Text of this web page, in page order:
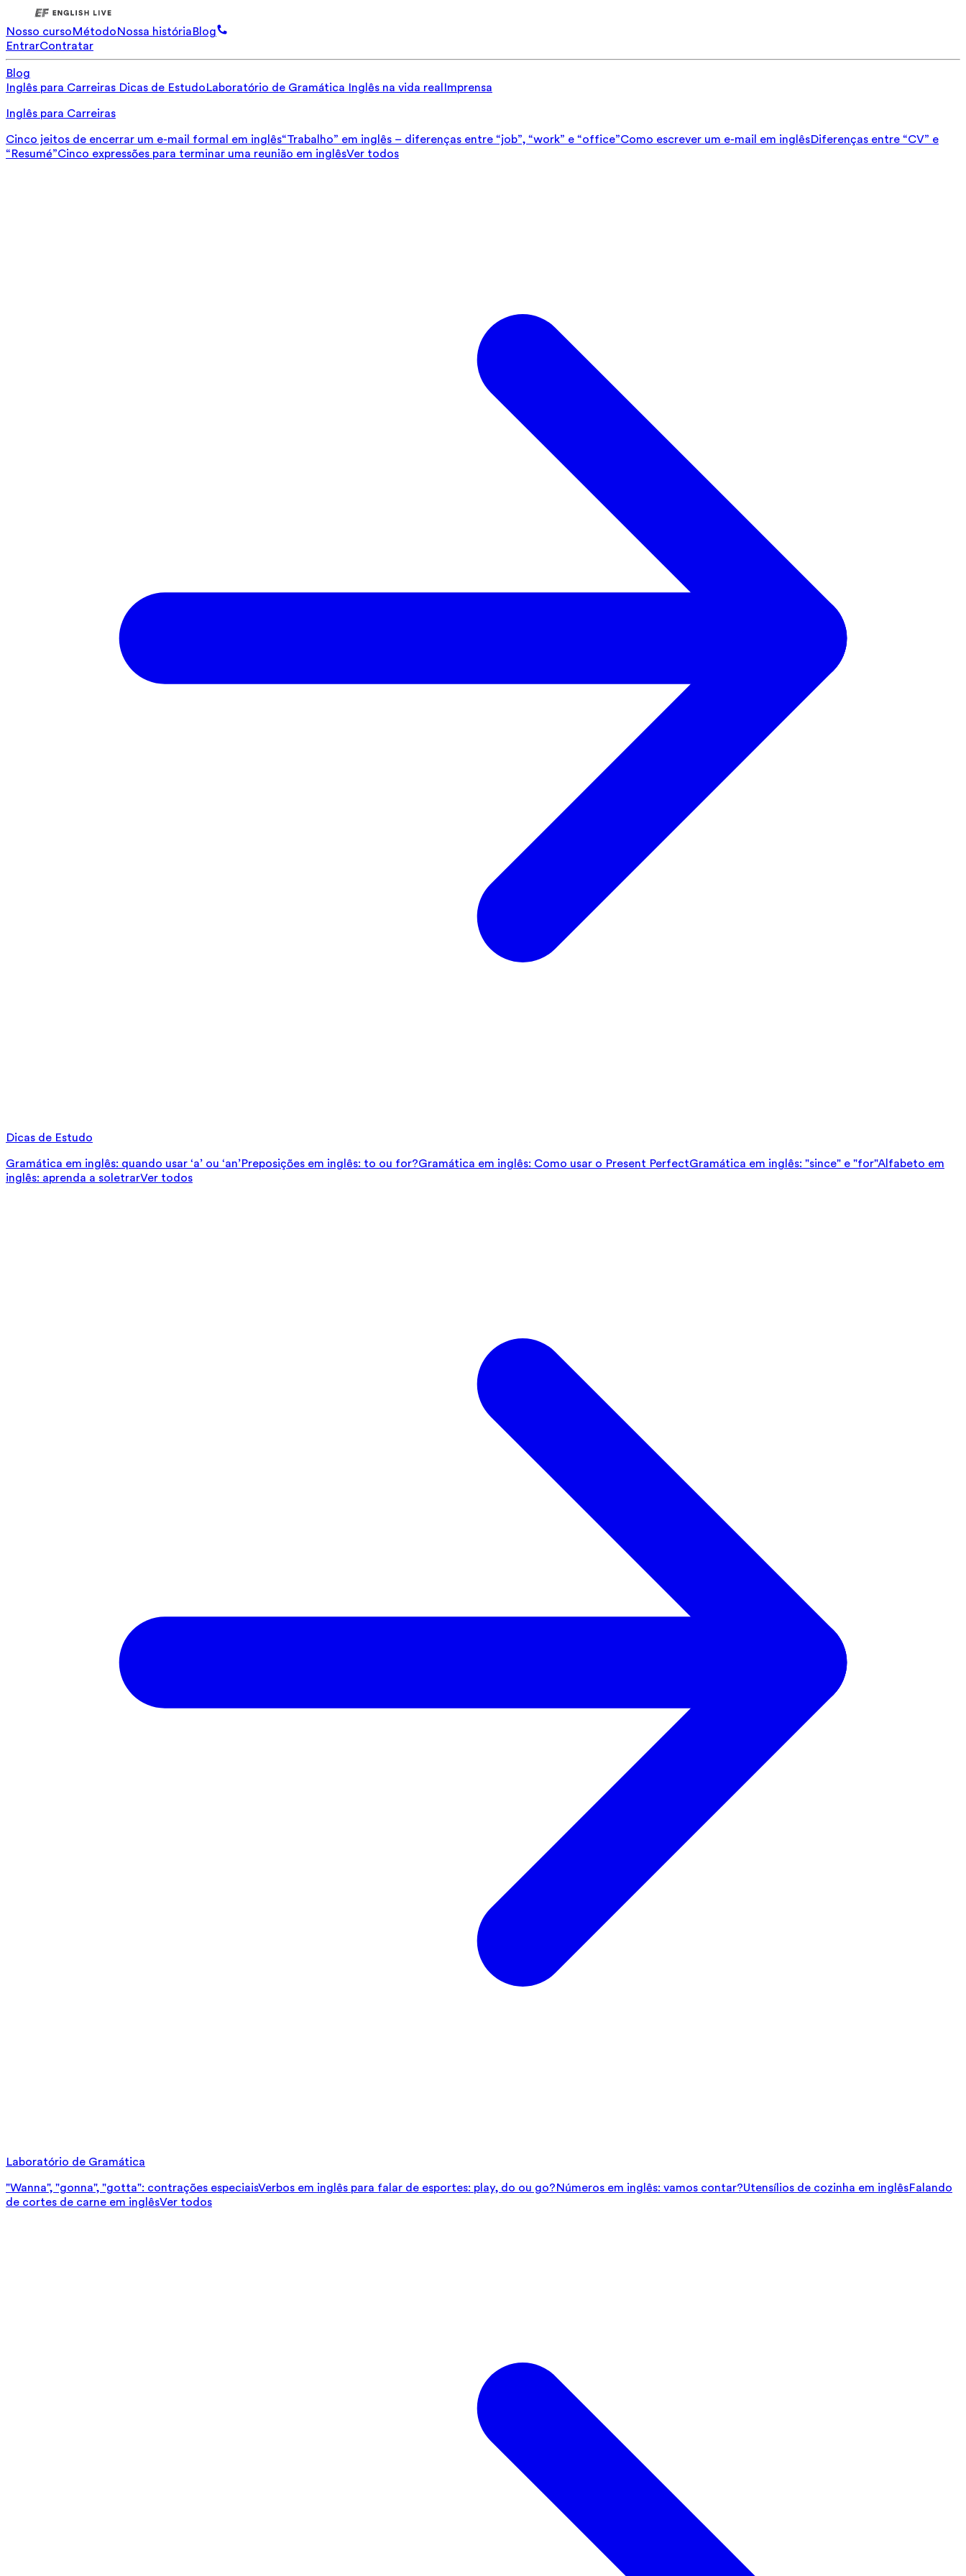
Nosso cursoMétodoNossa históriaBlog
EntrarContratar
Blog
Inglês para Carreiras Dicas de EstudoLaboratório de Gramática Inglês na vida real Imprensa
Inglês para Carreiras
Cinco jeitos de encerrar um e-mail formal em inglês“Trabalho” em inglês – diferenças entre “job”, “work” e “office”Como escrever um e-mail em inglêsDiferenças entre “CV” e
“Resumé”Cinco expressões para terminar uma reunião em inglêsVer todos
Dicas de Estudo
Gramática em inglês: quando usar ‘a’ ou ‘an’Preposições em inglês: to ou for?Gramática em inglês: Como usar o Present PerfectGramática em inglês: "since" e "for"Alfabeto em
inglês: aprenda a soletrarVer todos
Laboratório de Gramática
"Wanna", "gonna", "gotta": contrações especiaisVerbos em inglês para falar de esportes: play, do ou go?Números em inglês: vamos contar?Utensílios de cozinha em inglêsFalando
de cortes de carne em inglêsVer todos